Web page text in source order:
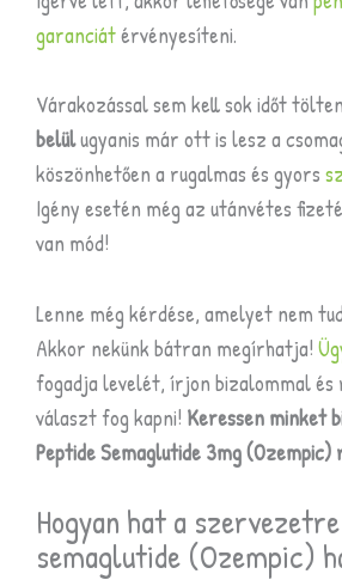
garanciátérvényesíteni.
Várakozással sem kell sok időt
belülugyanis már ott is lesz a
köszönhetően a rugalmas és gyors
Igény esetén még az utánvétes
van mód!
Lenne még kérdése, amelyet nem
Akkor nekünk bátran megírhatja!
fogadja levelét, írjon bizalommal és
választ fog kapni! Keressen minket
Peptide Semaglutide 3mg
Hogyan hat a
semaglutide (Ozempic)